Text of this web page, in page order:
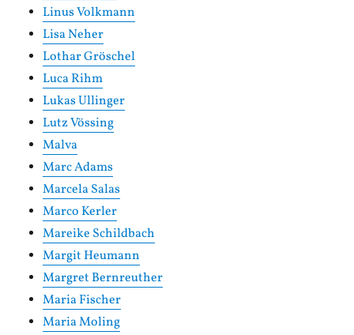
Linus Volkmann
Lisa Neher
Lothar Gröschel
Luca Rihm
Lukas Ullinger
Lutz Vössing
Malva
Marc Adams
Marcela Salas
Marco Kerler
Mareike Schildbach
Margit Heumann
Margret Bernreuther
Maria Fischer
Maria Moling